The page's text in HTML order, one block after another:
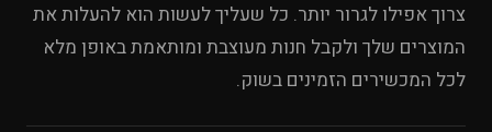
צרוך אפילו לגרור יותר. כל שעליך לעשות הוא להעלות את
המוצרים שלך ולקבל חנות מעוצבת ומותאמת באופן מלא
לכל המכשירים הזמינים בשוק.